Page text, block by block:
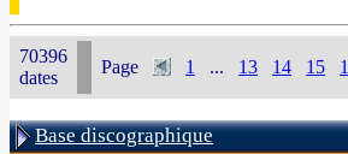
70396
dates
Page 1 ... 13 14 15
Base discographique